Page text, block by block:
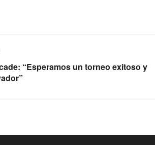
“Esperamos un torneo exitoso y